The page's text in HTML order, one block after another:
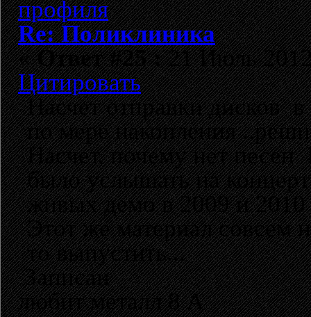
Re: Поликлиника
«Ответ #25 :21 Июль
Цитировать
Насчет отправки дисков
по мере накопления
Насчет, почему нет
было услышать на
живых демо в 2009 и 2010
Этот же материал совсем
то выпустить...
Записан
любит металл 8 А